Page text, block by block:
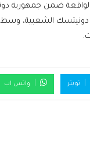
الواقعة ضمن جمهورية
دونيتسك الشعبية، وسط
تويتر واتس اب